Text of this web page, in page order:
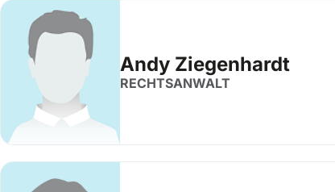
Andy Ziegenhardt
RECHTSANWALT